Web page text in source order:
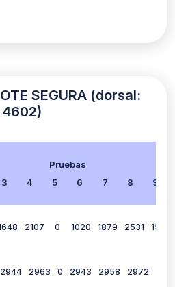
SEGURA (dorsal:
4602)
Pruebas
3 4 5 6 7 8 9
2107 0 1020 1879 2531 1594
2944 2963 0 2943 2958 2972